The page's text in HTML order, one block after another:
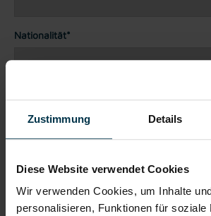
Zustimmung Details
Diese Website verwendet Cookies
Wir verwenden Cookies, um Inhalte
personalisieren, Funktionen für soziale
Nationalität*
Dateianhänge (max. 30MB gesamt - Bilder,